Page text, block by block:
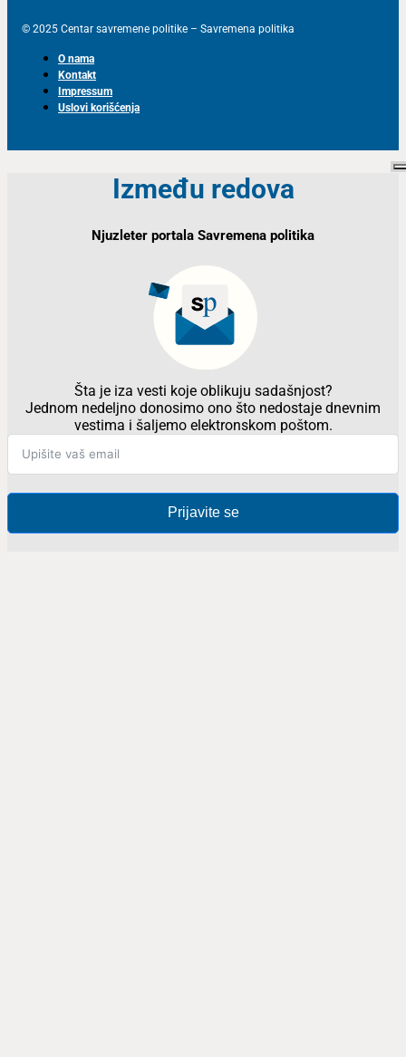
© 2025 Centar savremene politike – Savremena politika
O nama
Kontakt
Impressum
Uslovi korišćenja
Između redova
Njuzleter portala Savremena politika
Šta je iza vesti koje oblikuju sadašnjost?
Jednom nedeljno donosimo ono što nedostaje dnevnim
vestima i šaljemo elektronskom poštom.
Prijavite se